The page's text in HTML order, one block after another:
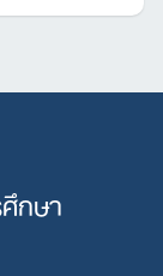
กษา